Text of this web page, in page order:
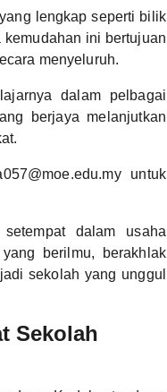
lengkap seperti bilik
ini bertujuan
menyeluruh.
dalam pelbagai
berjaya melanjutkan
untuk
dalam usaha
berilmu, berakhlak
sekolah yang unggul
Sekolah